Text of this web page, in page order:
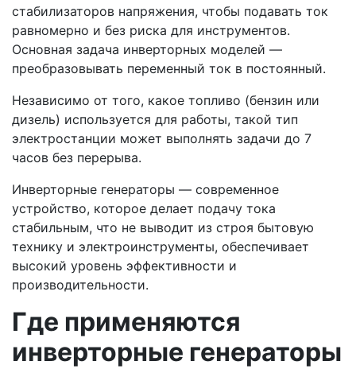
стабилизаторов напряжения, чтобы подавать ток
равномерно и без риска для инструментов.
Основная задача инверторных моделей —
преобразовывать переменный ток в постоянный.
Независимо от того, какое топливо (бензин или
дизель) используется для работы, такой тип
электростанции может выполнять задачи до 7
часов без перерыва.
Инверторные генераторы — современное
устройство, которое делает подачу тока
стабильным, что не выводит из строя бытовую
технику и электроинструменты, обеспечивает
высокий уровень эффективности и
производительности.
Где применяются
инверторные генераторы